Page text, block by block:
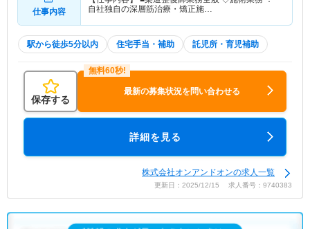
仕事内容
自社独自の深層筋治療・矯正施…
駅から徒歩5分以内 住宅手当・補助 託児所・育児補助
保存する
最新の募集状況を問い合わせる
詳細を見る
株式会社オンアンドオンの求人一覧
更新日：2025/12/15 求人番号：9740383